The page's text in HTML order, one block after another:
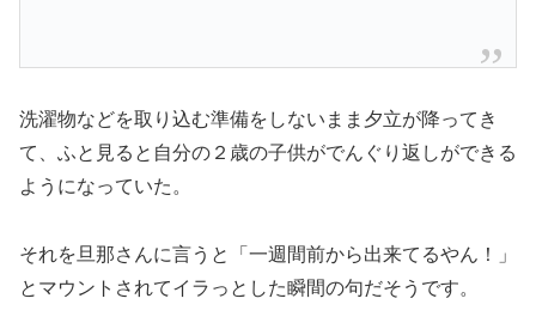
洗濯物などを取り込む準備をしないまま夕立が降ってき
て、ふと見ると自分の２歳の子供がでんぐり返しができる
ようになっていた。
それを旦那さんに言うと「一週間前から出来てるやん！」
とマウントされてイラっとした瞬間の句だそうです。